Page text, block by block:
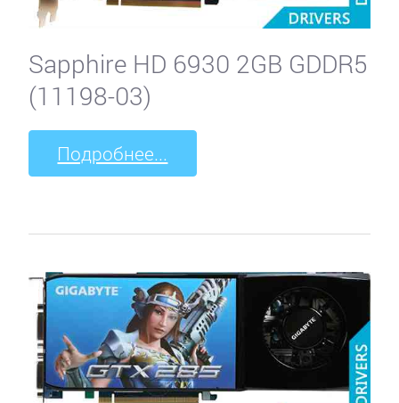
Sapphire HD 6930 2GB GDDR5
(11198-03)
Подробнее...